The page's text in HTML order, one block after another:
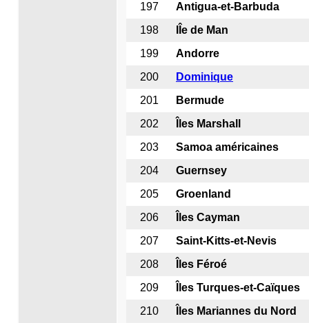
197
Antigua-et-Barbuda
198
IÎe de Man
199
Andorre
200
Dominique
201
Bermude
202
les Marshall
203
Samoa américaines
204
Guernsey
205
Groenland
206
Îles Cayman
207
Saint-Kitts-et-Nevis
208
Îles Féroé
209
Îles Turques-et-Caïques
210
Îles Mariannes du Nord